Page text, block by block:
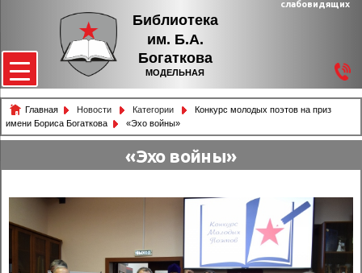
Библиотека
им. Б.А.
Богаткова
МОДЕЛЬНАЯ
слабовидящих
Главная Новости Категории
Конкурс молодых поэтов на приз
имени Бориса Богаткова
«Эхо войны»
«Эхо войны»